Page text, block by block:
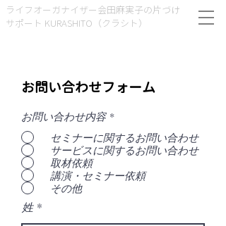
ライフオーガナイザー会田麻実子の片づけ
サポート KURASHITO（クラシト）
お問い合わせフォーム
お問い合わせ内容 *
セミナーに関するお問い合わせ
サービスに関するお問い合わせ
取材依頼
講演・セミナー依頼
その他
姓